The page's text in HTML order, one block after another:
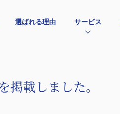
選ばれる理由 サービス
掲載しました。